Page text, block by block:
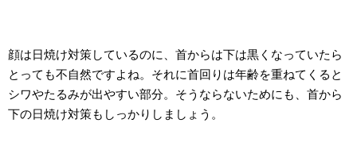
顔は日焼け対策しているのに、首からは下は黒くなっていたら
とっても不自然ですよね。それに首回りは年齢を重ねてくると
シワやたるみが出やすい部分。そうならないためにも、首から
下の日焼け対策もしっかりしましょう。